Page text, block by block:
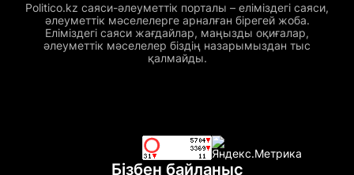
Politico.kz саяси-әлеуметтік порталы – еліміздегі саяси,
әлеуметтік мәселелерге арналған бірегей жоба.
Еліміздегі саяси жағдайлар, маңызды оқиғалар,
әлеуметтік мәселелер біздің назарымыздан тыс
қалмайды.
Бізбен байланыс